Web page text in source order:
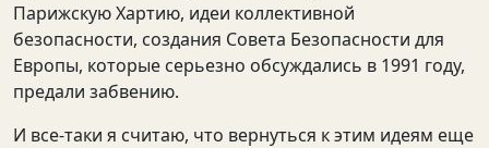
Парижскую Хартию, идеи коллективной
безопасности, создания Совета Безопасности для
Европы, которые серьезно обсуждались в 1991 году,
предали забвению.
И все-таки я считаю, что вернуться к этим идеям еще